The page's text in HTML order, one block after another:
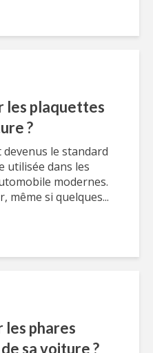
les plaquettes
?
le standard
utilisée dans les
modernes.
même si quelques...
les phares
sa voiture ?